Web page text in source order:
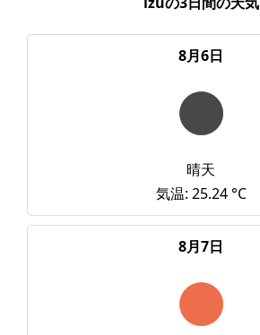
8月6日
晴天
気温: 25.24 °C
8月7日